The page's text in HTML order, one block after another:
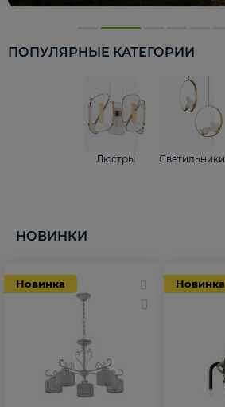
ПОПУЛЯРНЫЕ КАТЕГОРИИ
Люстры Светильники
НОВИНКИ
Новинка Новинка